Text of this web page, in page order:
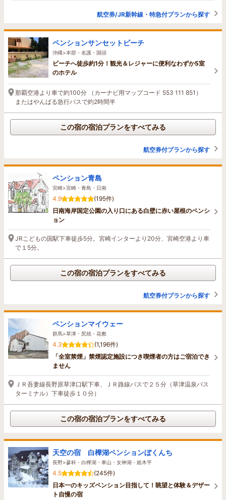
航空券/JR新幹線・特急付プランから探す
ペンションサンセットビーチ
沖縄>本部・名護・国頭
ビーチへ徒歩約1分！観光＆レジャーに便利なわずか5室
のホテル
那覇空港より車で約100分 （カーナビ用マップコード 553 111 851）
またはやんばる急行バスで約2時間半
この宿の宿泊プランをすべてみる
航空券付プランから探す
ペンション青島
宮崎>宮崎・青島・日南
4.9
(195件)
日南海岸国定公園の入り口にある白壁に赤い屋根のペンシ
ョン
JRこどもの国駅下車徒歩5分。宮崎インターより20分、宮崎空港より車
で１5分。
この宿の宿泊プランをすべてみる
航空券付プランから探す
ペンションマイウェー
群馬>草津・尻焼・花敷
4.3
(1,196件)
「全室禁煙」禁煙認定施設につき喫煙者の方はご宿泊でき
ません
ＪＲ吾妻線長野原草津口駅下車、ＪＲ路線バスで２５分（草津温泉バス
ターミナル）下車徒歩１０分）
この宿の宿泊プランをすべてみる
天空の宿 白樺湖ペンションぼくんち
長野>蓼科・白樺湖・車山・女神湖・姫木平
4.5
(245件)
日本一のキッズペンション目指して！眺望と体験＆デザー
ト自慢の宿